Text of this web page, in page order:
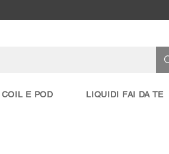
COIL E POD LIQUIDI FAI DA TE